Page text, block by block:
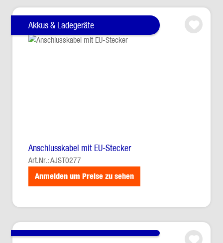
Akkus & Ladegeräte
Anschlusskabel mit EU-Stecker
Art.Nr.: AJST0277
Anmelden um Preise zu sehen